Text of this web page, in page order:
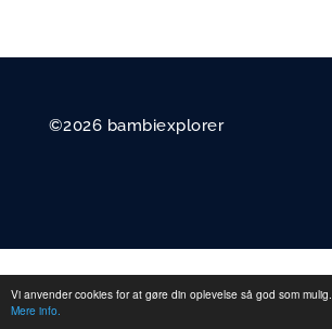
Vi anvender cookies for at gøre din oplevelse så god som mulig.
Mere info.
©2026 bambiexplorer